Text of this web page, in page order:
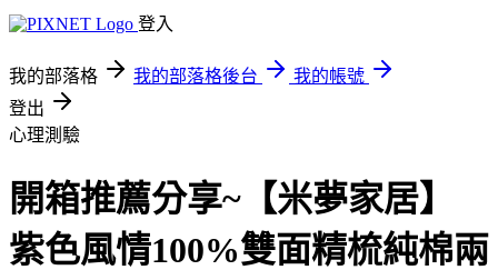
登入
我的部落格 我的部落格後台
我的帳號
登出
心理測驗
開箱推薦分享~【米夢家居】
紫色風情100%雙面精梳純棉兩